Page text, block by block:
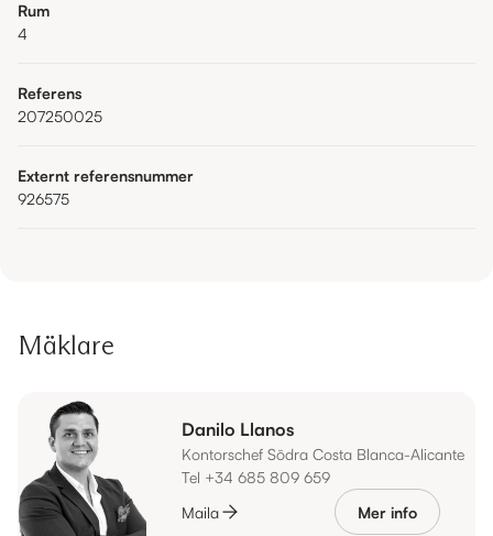
Rum
4
Referens
207250025
Externt referensnummer
926575
Mäklare
Danilo Llanos
Kontorschef Södra Costa Blanca-Alicante
Tel +34 685 809 659
Maila
Mer info